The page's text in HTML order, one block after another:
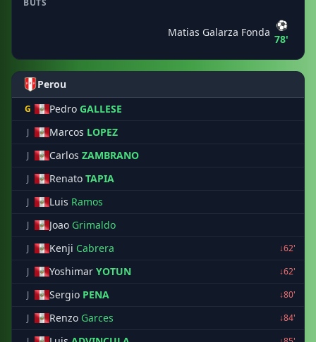
BUTS
Matias Galarza Fonda
⚽
78'
Perou
G Pedro GALLESE
J Marcos LOPEZ
J Carlos ZAMBRANO
J Renato TAPIA
J Luis Ramos
J Joao Grimaldo
J Kenji Cabrera
↓62'
J
Yoshimar YOTUN
↓62'
J
Sergio PENA
↓80'
J
Renzo Garces
↓84'